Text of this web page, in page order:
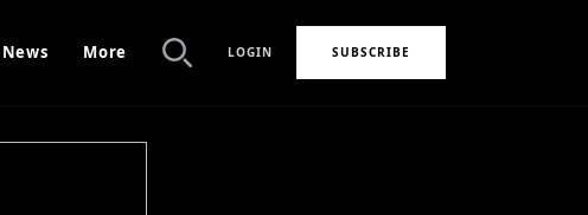
News More LOGIN SUBSCRIBE